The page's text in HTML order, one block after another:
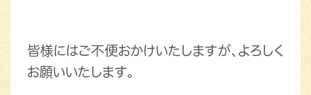
皆様にはご不便おかけいたしますが、よろしく
お願いいたします。